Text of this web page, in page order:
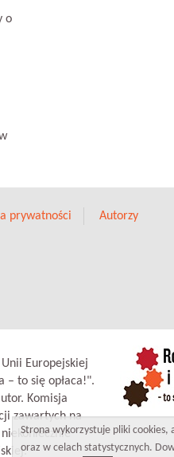
o
prywatności Autorzy
Europejskiej
– to się opłaca!".
Komisja
zawartych na
Strona wykorzystuje pliki cookies,
oraz w celach statystycznych.